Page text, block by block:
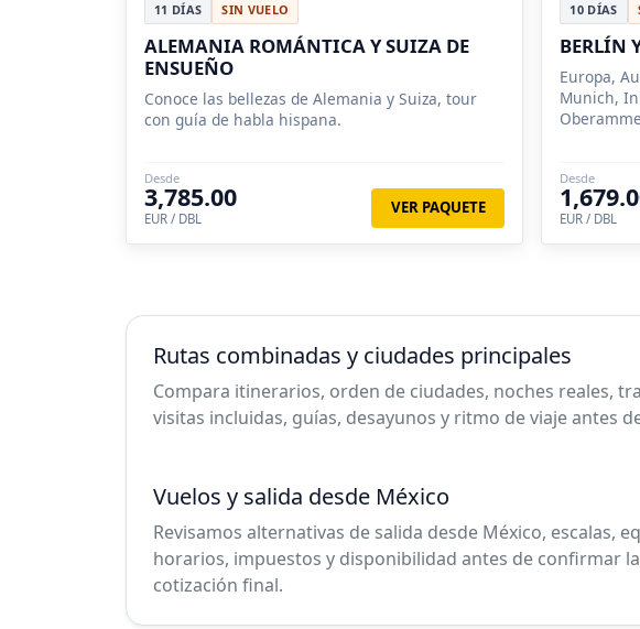
11 DÍAS SIN VUELO
ALEMANIA ROMÁNTICA Y SUIZA DE
ENSUEÑO
Conoce las bellezas de Alemania y Suiza, tour
con guía de habla hispana.
Desde
3,785.00
EUR / DBL
VER PAQUETE
10 DÍAS
BERLÍN
Europa,
Munich,
Desde
EUR / DBL
Rutas combinadas y ciudades principales
Compara itinerarios, orden de ciudades, noches reales,
visitas incluidas, guías, desayunos y ritmo de viaje antes
Vuelos y salida desde México
Revisamos alternativas de salida desde México, escalas,
horarios, impuestos y disponibilidad antes de confirmar la
cotización final.